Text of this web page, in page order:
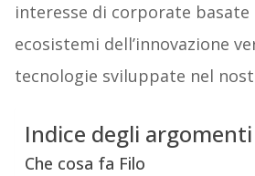
interesse di corporate
ecosistemi dell’innovazione
tecnologie sviluppate nel
Indice degli argomenti
Che cosa fa Filo